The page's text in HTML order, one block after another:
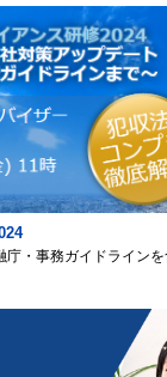
庁・事務ガイドライン